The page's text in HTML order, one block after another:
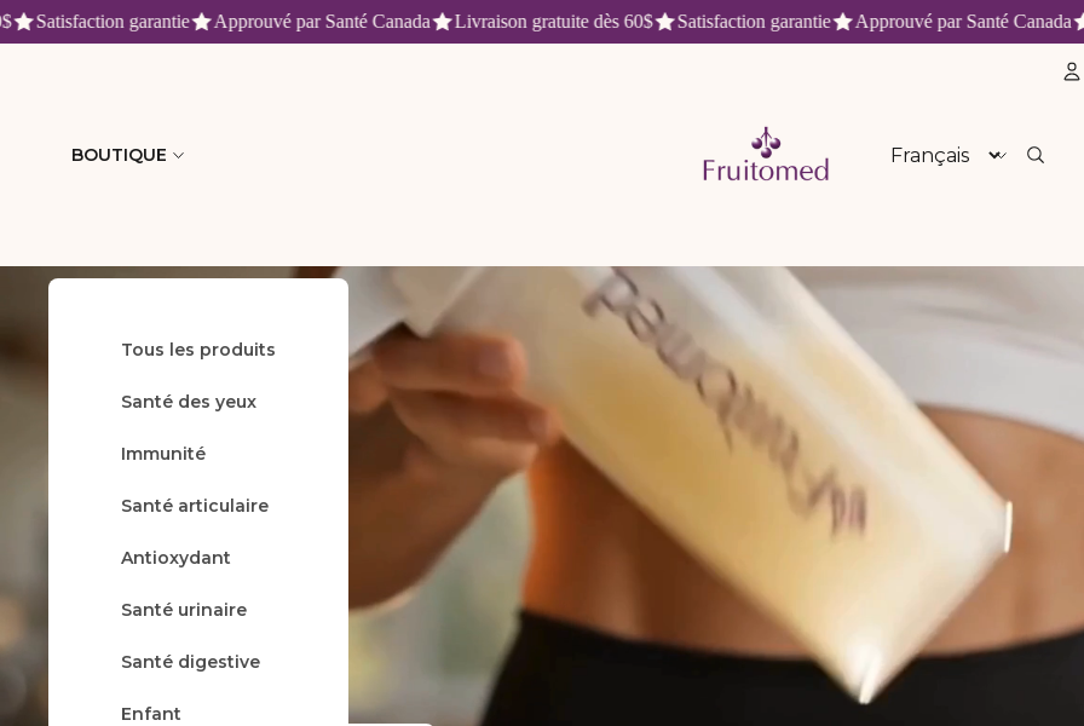
Satisfaction garantie Approuvé par Santé Canada Livraison gratuite dès 60$ Satisfaction garantie Approuvé par Santé Canada
Fruitomed : produits de santé naturels et antioxydants du Québec
BOUTIQUE
Tous les produits
Santé des yeux
Immunité
Santé articulaire
Antioxydant
Santé urinaire
Santé digestive
Enfant
À propos
Langue